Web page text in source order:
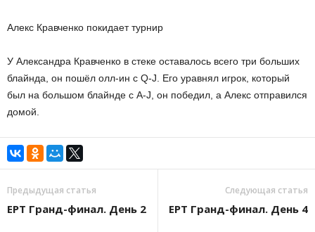
Алекс Кравченко покидает турнир
У Александра Кравченко в стеке оставалось всего три больших
блайнда, он пошёл олл-ин с Q-J. Его уравнял игрок, который
был на большом блайнде с A-J, он победил, а Алекс отправился
домой.
Предыдущая статья
EPT Гранд-финал. День 2
Следующая статья
EPT Гранд-финал. День 4